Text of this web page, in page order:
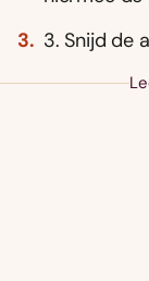
3. Snijd de